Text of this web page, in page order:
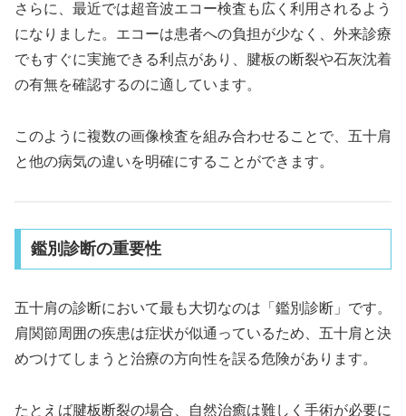
さらに、最近では超音波エコー検査も広く利用されるよう
になりました。エコーは患者への負担が少なく、外来診療
でもすぐに実施できる利点があり、腱板の断裂や石灰沈着
の有無を確認するのに適しています。
このように複数の画像検査を組み合わせることで、五十肩
と他の病気の違いを明確にすることができます。
鑑別診断の重要性
五十肩の診断において最も大切なのは「鑑別診断」です。
肩関節周囲の疾患は症状が似通っているため、五十肩と決
めつけてしまうと治療の方向性を誤る危険があります。
たとえば腱板断裂の場合、自然治癒は難しく手術が必要に